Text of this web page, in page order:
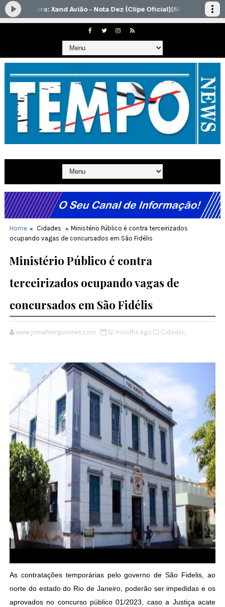
Home Cidades
Ministério Público é contra terceirizados
ocupando vagas de concursados em São Fidélis
Ministério Público é contra
terceirizados ocupando vagas de
concursados em São Fidélis
www.jornaltemponews.com 12 months ago Cidades,
As contratações temporárias pelo governo de São Fidelis, ao
norte do estado do Rio de Janeiro, poderão ser impedidas e os
aprovados no concurso público 01/2023, caso a Justiça acate